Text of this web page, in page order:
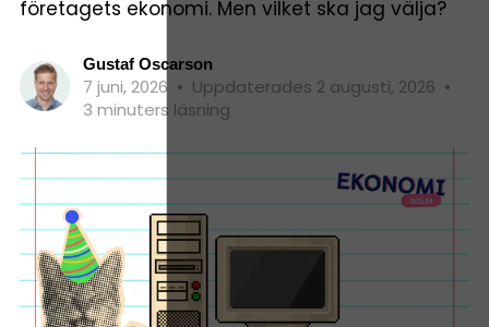
företagets ekonomi. Men vilket ska jag välja?
Gustaf Oscarson
7 juni, 2026 • Uppdaterades 2 augusti, 2026 •
3 minuters läsning